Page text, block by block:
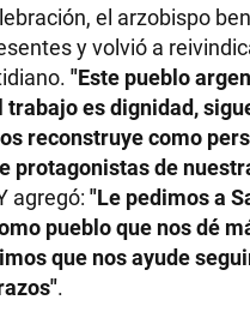
el arzobispo
y volvió a
"Este pueblo
trabajo es dignidad,
reconstruye como
protagonistas de
agregó: "Le pedimos a
pueblo que nos dé
que nos ayude
.